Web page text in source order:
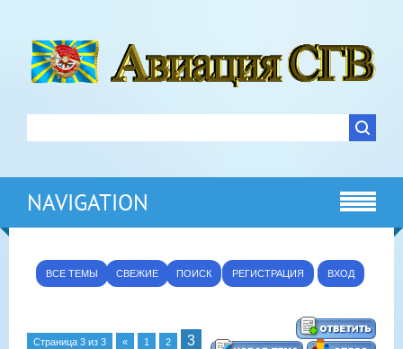
NAVIGATION
ВСЕ ТЕМЫ СВЕЖИЕ ПОИСК РЕГИСТРАЦИЯ ВХОД
Страница 3 из 3 « 1 2 3